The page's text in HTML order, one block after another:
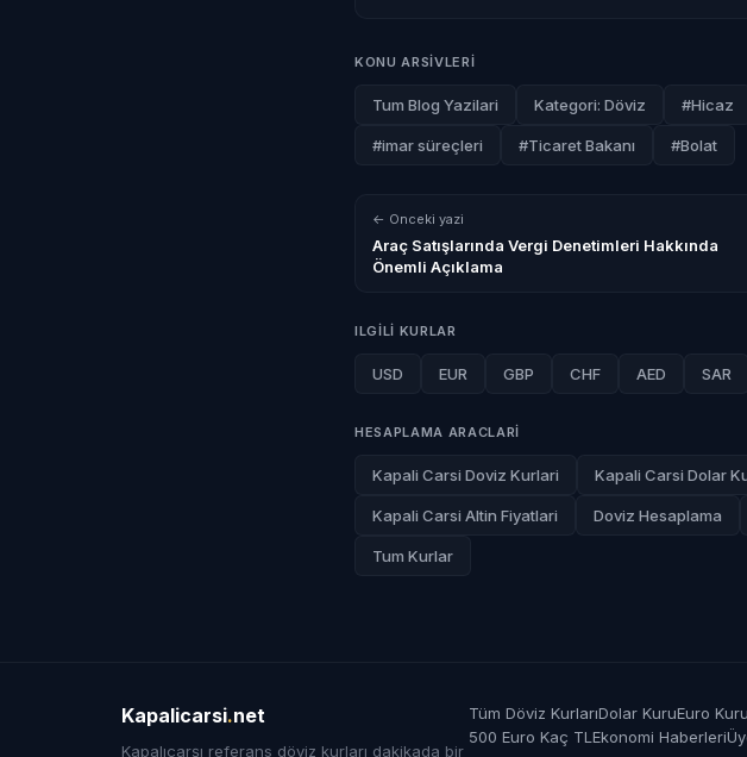
KONU ARSIVLERI
Tum Blog Yazilari Kategori: Döviz #Hicaz
#imar süreçleri #Ticaret Bakanı #Bolat
← Onceki yazi
Araç Satışlarında Vergi Denetimleri Hakkında
Önemli Açıklama
ILGILI KURLAR
USD EUR GBP CHF AED SAR
HESAPLAMA ARACLARI
Kapali Carsi Doviz Kurlari Kapali Carsi Dolar
Kapali Carsi Altin Fiyatlari Doviz Hesaplama
Tum Kurlar
Kapalicarsi.net
Kapalıçarşı referans döviz kurları dakikada bir
Tüm Döviz KurlarıDolar KuruEuro Kuru
500 Euro Kaç TL Ekonomi Haberleri